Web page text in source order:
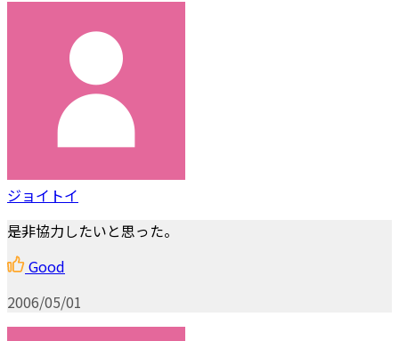
ジョイトイ
是非協力したいと思った。
Good
2006/05/01